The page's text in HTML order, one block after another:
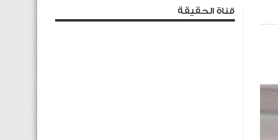
قناة الحقيقة